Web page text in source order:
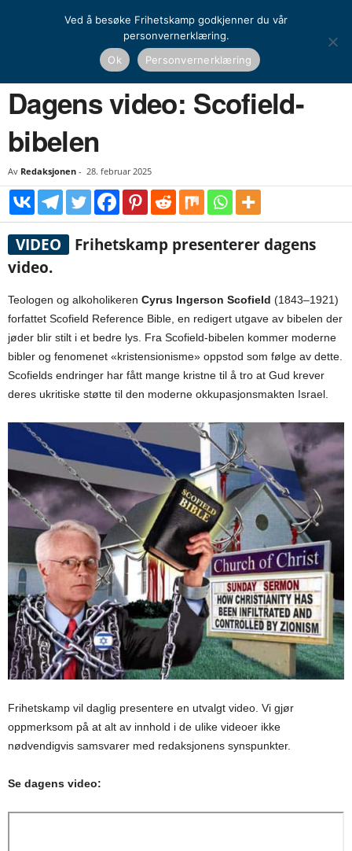
Dagens video: Scofield-bibelen
Dagens video: Scofield-
bibelen
Av Redaksjonen - 28. februar 2025
VIDEO
Frihetskamp presenterer dagens
video.
Teologen og alkoholikeren Cyrus Ingerson Scofield (1843–1921)
forfattet Scofield Reference Bible, en redigert utgave av bibelen der
jøder blir stilt i et bedre lys. Fra Scofield-bibelen kommer moderne
bibler og fenomenet «kristensionisme» oppstod som følge av dette.
Scofields endringer har fått mange kristne til å tro at Gud krever
deres ukritiske støtte til den moderne okkupasjonsmakten Israel.
Frihetskamp vil daglig presentere en utvalgt video. Vi gjør
oppmerksom på at alt av innhold i de ulike videoer ikke
nødvendigvis samsvarer med redaksjonens synspunkter.
Se dagens video:
Ved å besøke Frihetskamp godkjenner du vår
personvernerklæring.
Ok
Personvernerklæring